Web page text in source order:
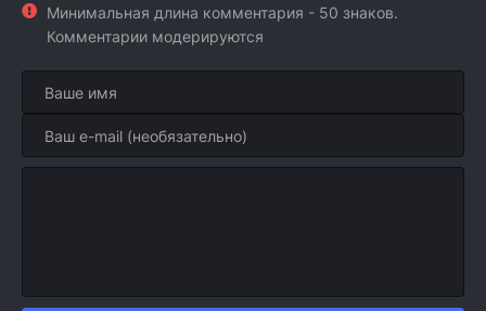
Минимальная длина комментария - 50 знаков.
Комментарии модерируются